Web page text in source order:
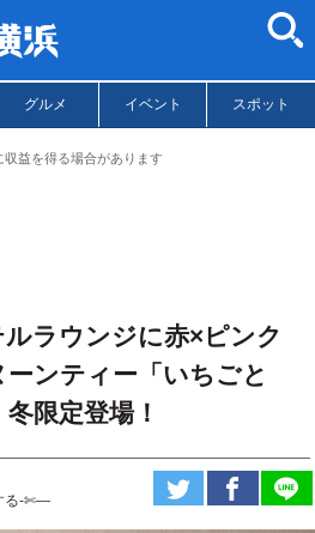
グルメ イベント スポット
益を得る場合があります
ラウンジに赤×ピンク
ンティー「いちごと
限定登場！
る-✄—